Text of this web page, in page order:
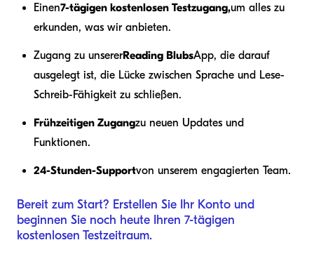
Einen7-tägigen kostenlosen Testzugang,um alles zu
erkunden, was wir anbieten.
Zugang zu unsererReading BlubsApp, die darauf
ausgelegt ist, die Lücke zwischen Sprache und Lese-
Schreib-Fähigkeit zu schließen.
Frühzeitigen Zugangzu neuen Updates und
Funktionen.
24-Stunden-Supportvon unserem engagierten Team.
Bereit zum Start? Erstellen Sie Ihr Konto und
beginnen Sie noch heute Ihren 7-tägigen
kostenlosen Testzeitraum.